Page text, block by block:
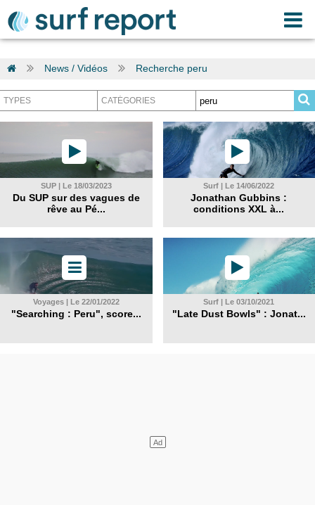
News / Vidéos Recherche peru
SUP | Le 18/03/2023
Du SUP sur des vagues de
rêve au Pé...
Surf | Le 14/06/2022
Jonathan Gubbins :
conditions XXL à...
Voyages | Le 22/01/2022
"Searching : Peru", score...
Surf | Le 03/10/2021
"Late Dust Bowls" : Jonat...